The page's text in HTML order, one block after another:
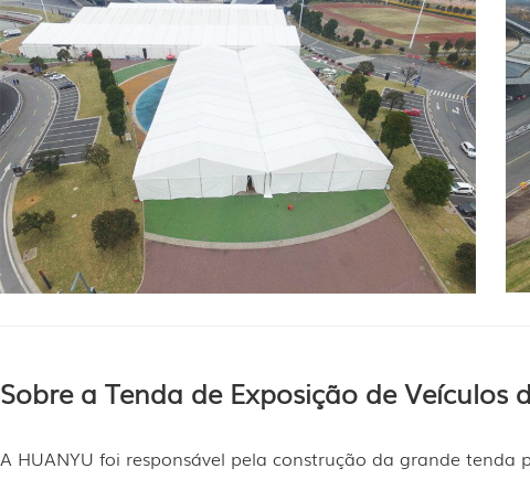
Sobre a Tenda de Exposição de Veículos
A HUANYU foi responsável pela construção da grande